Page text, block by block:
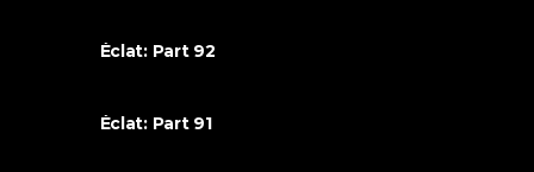
Éclat: Part 92
Éclat: Part 91